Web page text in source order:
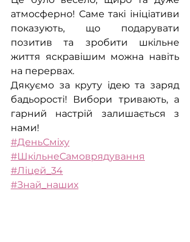
атмосферно! Саме такі ініціативи
показують, що подарувати
позитив та зробити шкільне
життя яскравішим можна навіть
на перервах.
Дякуємо за круту ідею та заряд
бадьорості! Вибори тривають, а
гарний настрій залишається з
нами!
#ДеньСміху
#ШкільнеСамоврядування
#Ліцей_34
#Знай_наших